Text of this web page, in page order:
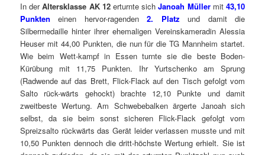
In derAltersklasse AK 12erturnte sichJanoah Müller mit43,10
Punkten einen hervor-ragenden2. Platz und damit die
Silbermedaille hinter ihrer ehemaligen Vereinskameradin Alessia
Heuser mit 44,00 Punkten, die nun für die TG Mannheim startet.
Wie beim Wett-kampf in Essen turnte sie die beste Boden-
Kürübung mit 11,75 Punkten. Ihr Yurtschenko am Sprung
(Radwende auf das Brett, Flick-Flack auf den Tisch gefolgt vom
Salto rück-wärts gehockt) brachte 12,10 Punkte und damit
zweitbeste Wertung. Am Schwebebalken ärgerte Janoah sich
selbst, da sie beim sonst sicheren Flick-Flack gefolgt vom
Spreizsalto rückwärts das Gerät leider verlassen musste und mit
10,50 Punkten dennoch die dritt-höchste Wertung erhielt. Sie ist